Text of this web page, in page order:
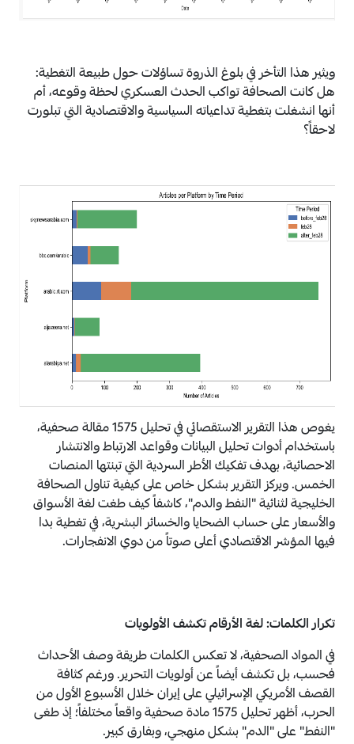
ويثير هذا التأخر في بلوغ الذروة تساؤلات حول طبيعة التغطية:
هل كانت الصحافة تواكب الحدث العسكري لحظة وقوعه، أم
أنها انشغلت بتغطية تداعياته السياسية والاقتصادية التي تبلورت
لاحقاً؟
يغوص هذا التقرير الاستقصائي في تحليل 1575 مقالة صحفية،
باستخدام أدوات تحليل البيانات وقواعد الارتباط والانتشار
الاحصائية، بهدف تفكيك الأطر السردية التي تبنتها المنصات
الخمس. ويركز التقرير بشكل خاص على كيفية تناول الصحافة
الخليجية لثنائية "النفط والدم"، كاشفاً كيف طغت لغة الأسواق
والأسعار على حساب الضحايا والخسائر البشرية، في تغطية بدا
فيها المؤشر الاقتصادي أعلى صوتاً من دوي الانفجارات.
تكرار الكلمات: لغة الأرقام تكشف الأولويات
في المواد الصحفية، لا تعكس الكلمات طريقة وصف الأحداث
فحسب، بل تكشف أيضاً عن أولويات التحرير. ورغم كثافة
القصف الأمريكي الإسرائيلي على إيران خلال الأسبوع الأول من
الحرب، أظهر تحليل 1575 مادة صحفية واقعاً مختلفاً؛ إذ طغى
"النفط" على "الدم" بشكل منهجي، وبفارق كبير.